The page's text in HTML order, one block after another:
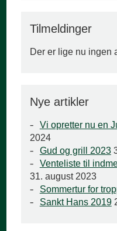
Tilmeldinger
Der er lige nu ingen
Nye artikler
Vi opretter nu en
2024
Gud og grill 2023
Venteliste til
31. august 2023
Sommertur for
Sankt Hans 2019